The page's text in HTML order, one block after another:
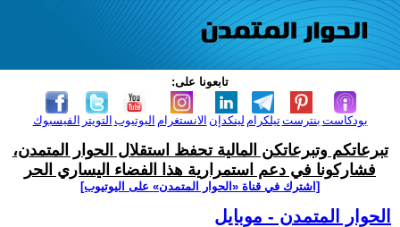
تابعونا على:
الفيسبوك التويتر اليوتيوب الانستغرام لينكدإن تيلكرامبنترست بودكاست
تبرعاتكم وتبرعاتكن المالية تحفظ استقلال الحوار المتمدن،
فشاركونا في دعم استمرارية هذا الفضاء اليساري الحر
[اشترك في قناة ‫«الحوار المتمدن» على اليوتيوب]
الحوار المتمدن - موبايل